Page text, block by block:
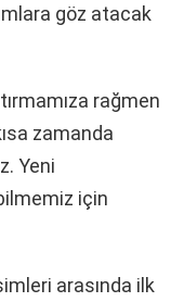
göz atacak
rağmen
zamanda
Yeni
için
arasında ilk